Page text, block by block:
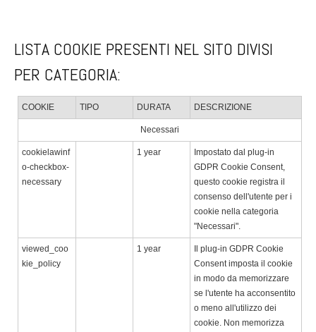
LISTA COOKIE PRESENTI NEL SITO DIVISI
PER CATEGORIA:
COOKIE TIPO DURATA DESCRIZIONE
Necessari
cookielawinf
o-checkbox-
necessary
1 year
Impostato dal plug-in
GDPR Cookie Consent,
questo cookie registra il
consenso dell'utente per i
cookie nella categoria
"Necessari".
viewed_coo
kie_policy
1 year
Il plug-in GDPR Cookie
Consent imposta il cookie
in modo da memorizzare
se l'utente ha acconsentito
o meno all'utilizzo dei
cookie. Non memorizza